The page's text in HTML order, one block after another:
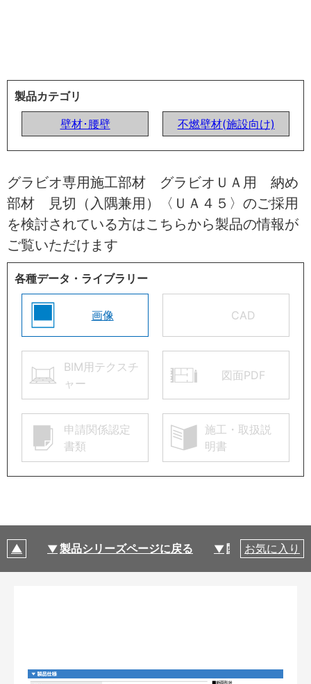
製品カテゴリ
壁材･腰壁
不燃壁材(施設向け)
グラビオ専用施工部材 グラビオＵＡ用 納め
部材 見切（入隅兼用）〈ＵＡ４５〉のご採用
を検討されている方はこちらから製品の情報が
ご覧いただけます
各種データ・ライブラリー
画像 CAD
BIM用テクスチ
ャー
図面PDF
申請関係認定
書類
施工・取扱説
明書
製品シリーズページに戻る 関連部材・関連
お気に入り